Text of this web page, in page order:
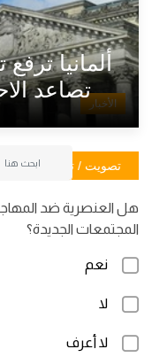
الأخبار
ألمانيا
تصاعد
تصويت / تصويت
هل العنصرية ضد
المجتمعات الجديدة؟
نعم
لا
لا أعرف